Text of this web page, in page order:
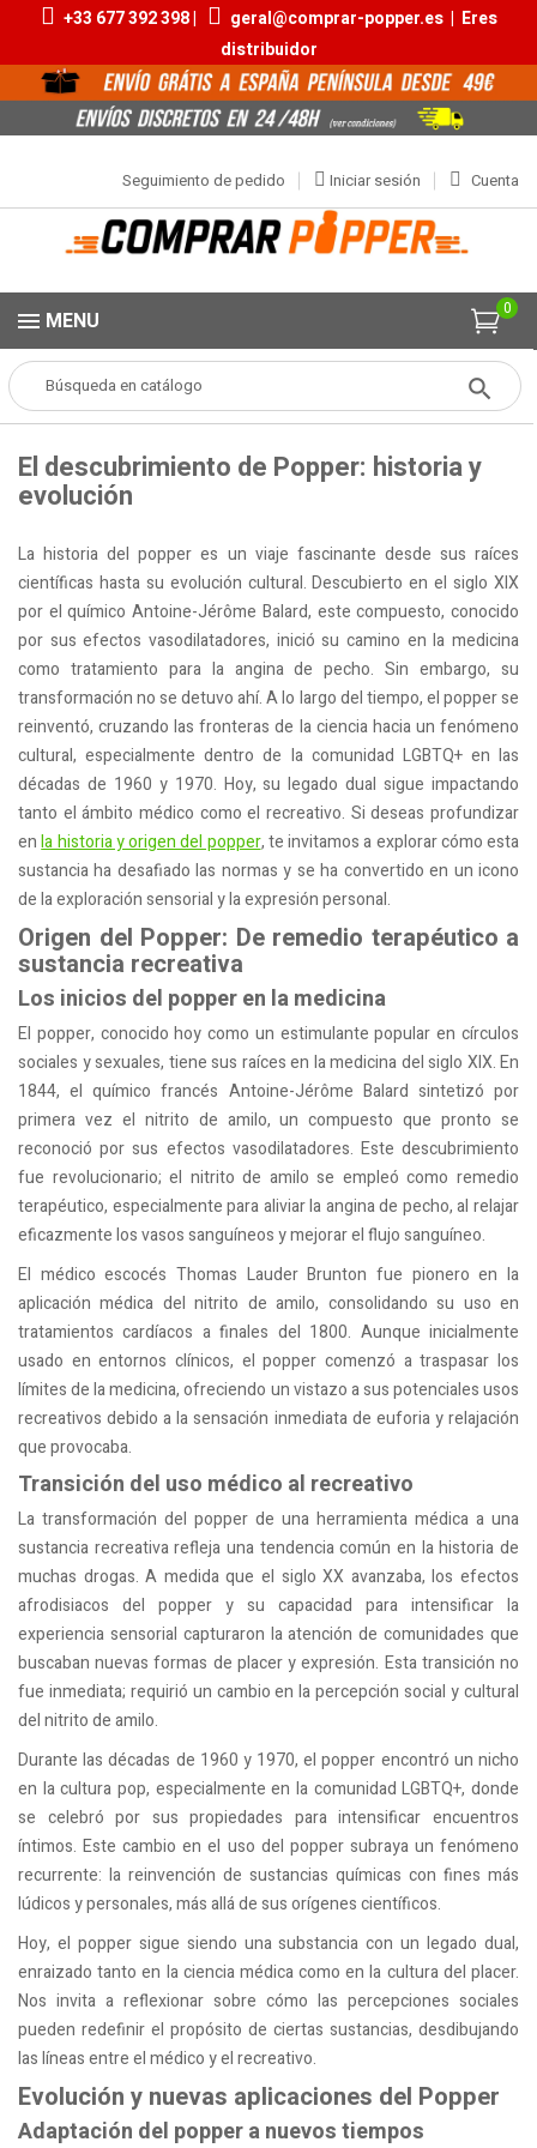
+33 677 392 398 | geral@comprar-popper.es| Eres
distribuidor
Cuenta
Iniciar sesión
Seguimiento de pedido
0
MENU
Popper El descubrimiento de Popper: historia y evolución
El descubrimiento de Popper: historia y
evolución
La historia del popper es un viaje fascinante desde sus raíces
científicas hasta su evolución cultural. Descubierto en el siglo XIX
por el químico Antoine-Jérôme Balard, este compuesto, conocido
por sus efectos vasodilatadores, inició su camino en la medicina
como tratamiento para la angina de pecho. Sin embargo, su
transformación no se detuvo ahí. A lo largo del tiempo, el popper se
reinventó, cruzando las fronteras de la ciencia hacia un fenómeno
cultural, especialmente dentro de la comunidad LGBTQ+ en las
décadas de 1960 y 1970. Hoy, su legado dual sigue impactando
tanto el ámbito médico como el recreativo. Si deseas profundizar
enla historia y origen del popper, te invitamos a explorar cómo esta
sustancia ha desafiado las normas y se ha convertido en un icono
de la exploración sensorial y la expresión personal.
Origen del Popper: De remedio terapéutico a
sustancia recreativa
Los inicios del popper en la medicina
El popper, conocido hoy como un estimulante popular en círculos
sociales y sexuales, tiene sus raíces en la medicina del siglo XIX. En
1844, el químico francés Antoine-Jérôme Balard sintetizó por
primera vez el nitrito de amilo, un compuesto que pronto se
reconoció por sus efectos vasodilatadores. Este descubrimiento
fue revolucionario; el nitrito de amilo se empleó como remedio
terapéutico, especialmente para aliviar la angina de pecho, al relajar
eficazmente los vasos sanguíneos y mejorar el flujo sanguíneo.
El médico escocés Thomas Lauder Brunton fue pionero en la
aplicación médica del nitrito de amilo, consolidando su uso en
tratamientos cardíacos a finales del 1800. Aunque inicialmente
usado en entornos clínicos, el popper comenzó a traspasar los
límites de la medicina, ofreciendo un vistazo a sus potenciales usos
recreativos debido a la sensación inmediata de euforia y relajación
que provocaba.
Transición del uso médico al recreativo
La transformación del popper de una herramienta médica a una
sustancia recreativa refleja una tendencia común en la historia de
muchas drogas. A medida que el siglo XX avanzaba, los efectos
afrodisiacos del popper y su capacidad para intensificar la
experiencia sensorial capturaron la atención de comunidades que
buscaban nuevas formas de placer y expresión. Esta transición no
fue inmediata; requirió un cambio en la percepción social y cultural
del nitrito de amilo.
Durante las décadas de 1960 y 1970, el popper encontró un nicho
en la cultura pop, especialmente en la comunidad LGBTQ+, donde
se celebró por sus propiedades para intensificar encuentros
íntimos. Este cambio en el uso del popper subraya un fenómeno
recurrente: la reinvención de sustancias químicas con fines más
lúdicos y personales, más allá de sus orígenes científicos.
Hoy, el popper sigue siendo una substancia con un legado dual,
enraizado tanto en la ciencia médica como en la cultura del placer.
Nos invita a reflexionar sobre cómo las percepciones sociales
pueden redefinir el propósito de ciertas sustancias, desdibujando
las líneas entre el médico y el recreativo.
Evolución y nuevas aplicaciones del Popper
Adaptación del popper a nuevos tiempos